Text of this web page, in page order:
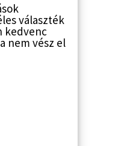
választék
kedvenc
nem vész el